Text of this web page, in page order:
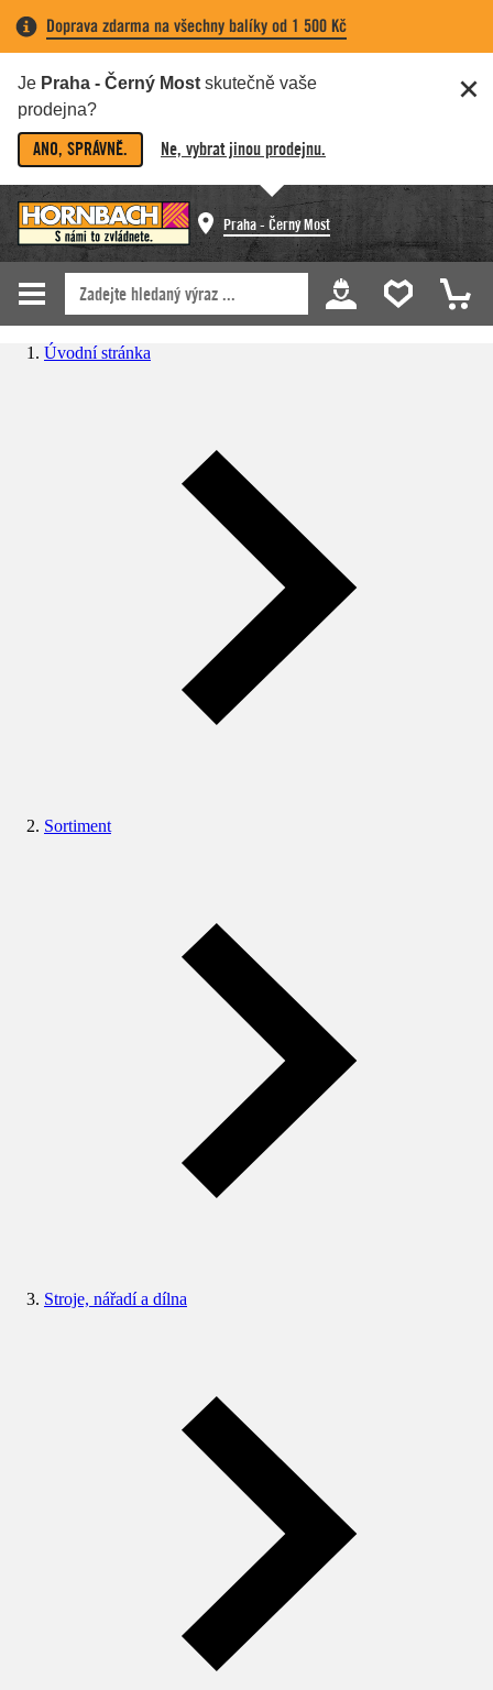
Doprava zdarma na všechny balíky od 1 500 Kč
Je Praha - Černý Most skutečně vaše
prodejna?
ANO, SPRÁVNĚ. Ne, vybrat jinou prodejnu.
Praha - Černý Most
Úvodní stránka
Sortiment
Stroje, nářadí a dílna